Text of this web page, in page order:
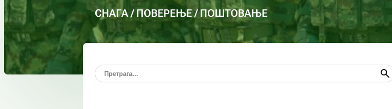
СНАГА / ПОВЕРЕЊЕ / ПОШТОВАЊЕ